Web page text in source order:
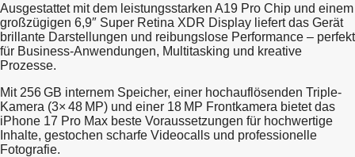
Ausgestattet mit dem leistungsstarken A19 Pro Chip und einem
großzügigen 6,9″ Super Retina XDR Display liefert das Gerät
brillante Darstellungen und reibungslose Performance – perfekt
für Business-Anwendungen, Multitasking und kreative
Prozesse.
Mit 256 GB internem Speicher, einer hochauflösenden Triple-
Kamera (3× 48 MP) und einer 18 MP Frontkamera bietet das
iPhone 17 Pro Max beste Voraussetzungen für hochwertige
Inhalte, gestochen scharfe Videocalls und professionelle
Fotografie.